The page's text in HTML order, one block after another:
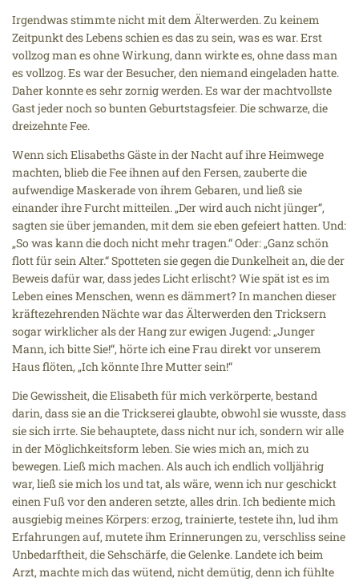
Irgendwas stimmte nicht mit dem Älterwerden. Zu keinem
Zeitpunkt des Lebens schien es das zu sein, was es war. Erst
vollzog man es ohne Wirkung, dann wirkte es, ohne dass man
es vollzog. Es war der Besucher, den niemand eingeladen hatte.
Daher konnte es sehr zornig werden. Es war der machtvollste
Gast jeder noch so bunten Geburtstagsfeier. Die schwarze, die
dreizehnte Fee.
Wenn sich Elisabeths Gäste in der Nacht auf ihre Heimwege
machten, blieb die Fee ihnen auf den Fersen, zauberte die
aufwendige Maskerade von ihrem Gebaren, und ließ sie
einander ihre Furcht mitteilen. „Der wird auch nicht jünger“,
sagten sie über jemanden, mit dem sie eben gefeiert hatten. Und:
„So was kann die doch nicht mehr tragen.“ Oder: „Ganz schön
flott für sein Alter.“ Spotteten sie gegen die Dunkelheit an, die der
Beweis dafür war, dass jedes Licht erlischt? Wie spät ist es im
Leben eines Menschen, wenn es dämmert? In manchen dieser
kräftezehrenden Nächte war das Älterwerden den Tricksern
sogar wirklicher als der Hang zur ewigen Jugend: „Junger
Mann, ich bitte Sie!“, hörte ich eine Frau direkt vor unserem
Haus flöten, „Ich könnte Ihre Mutter sein!“
Die Gewissheit, die Elisabeth für mich verkörperte, bestand
darin, dass sie an die Trickserei glaubte, obwohl sie wusste, dass
sie sich irrte. Sie behauptete, dass nicht nur ich, sondern wir alle
in der Möglichkeitsform leben. Sie wies mich an, mich zu
bewegen. Ließ mich machen. Als auch ich endlich volljährig
war, ließ sie mich los und tat, als wäre, wenn ich nur geschickt
einen Fuß vor den anderen setzte, alles drin. Ich bediente mich
ausgiebig meines Körpers: erzog, trainierte, testete ihn, lud ihm
Erfahrungen auf, mutete ihm Erinnerungen zu, verschliss seine
Unbedarftheit, die Sehschärfe, die Gelenke. Landete ich beim
Arzt, machte mich das wütend, nicht demütig, denn ich fühlte